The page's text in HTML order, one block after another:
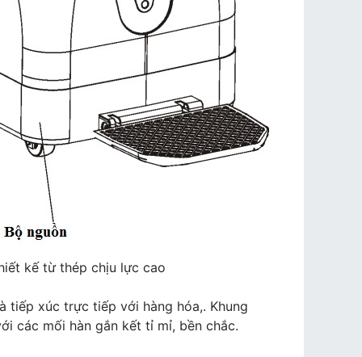
kế từ thép chịu lực cao
tiếp xúc trực tiếp với hàng hóa,. Khung
các mối hàn gắn kết tỉ mỉ, bền chắc.